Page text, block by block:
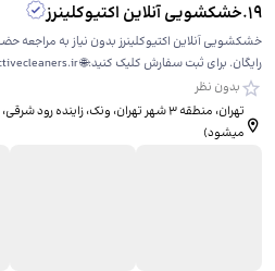
19
.خشکشویی آنلاین اکتیوکلینرز
خشکشویی آنلاین اکتیوکلینرز بدون نیاز به مراجعه
رایگان. برای ثبت سفارش کلیک کنید:🌐 activecleaners.ir
بدون نظر
میشود)